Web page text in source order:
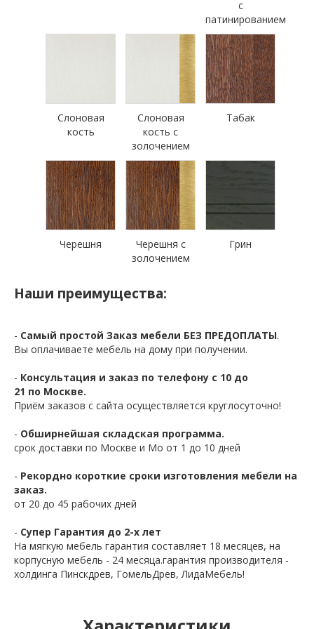
с
патинированием
Слоновая
кость
Слоновая
кость с
золочением
Табак
Черешня
Черешня с
золочением
Грин
Наши преимущества:
- Самый простой Заказ мебели БЕЗ ПРЕДОПЛАТЫ.
Вы оплачиваете мебель на дому при получении.
- Консультация и заказ по телефону с 10 до
21 по Москве.
Приём заказов с сайта осуществляется круглосуточно!
- Обширнейшая складская программа.
срок доставки по Москве и Мо от 1 до 10 дней
- Рекордно короткие сроки изготовления мебели на
заказ.
от 20 до 45 рабочих дней
- Супер Гарантия до 2-х лет
На мягкую мебель гарантия составляет 18 месяцев, на
корпусную мебель - 24 месяца.гарантия производителя -
холдинга Пинскдрев, ГомельДрев, ЛидаМебель!